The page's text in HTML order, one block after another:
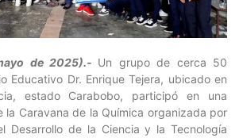
de 2025).- Un grupo de cerca 50
Educativo Dr. Enrique Tejera, ubicado en
estado Carabobo, participó en una
la Caravana de la Química organizada por
Desarrollo de la Ciencia y la Tecnología